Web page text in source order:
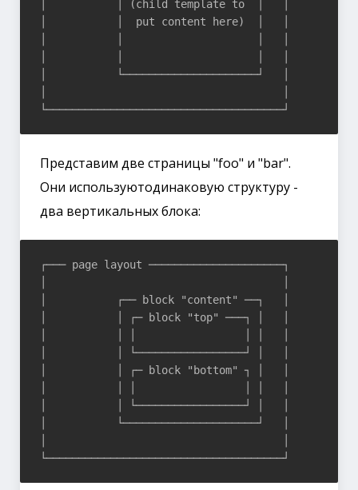
│           │ (child template to  │   │
│           │  put content here)  │   │
│           └─────────────────────┘   │
Представим две страницы "foo" и "bar".
Они используютодинаковую структуру -
два вертикальных блока:
┌─── page layout ─────────────────────┐
│           ┌── block "content" ──┐   │
│           │ ┌─ block "top" ───┐ │   │
│           │ └─────────────────┘ │   │
│           │ ┌─ block "bottom" ┐ │   │
│           │ └─────────────────┘ │   │
│           └─────────────────────┘   │